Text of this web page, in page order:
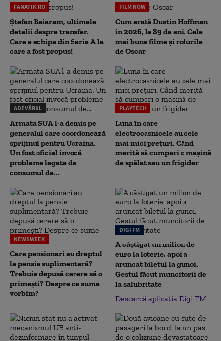
FANATIK.RO
Ștefan Baiaram, ultimele
detalii despre transfer.
Care e echipa din Serie A la
care a fost propus!
FILM NOW
Cum arată Dustin Hoffman
în 2026, la 89 de ani. Cele
mai bune filme și rolurile
de Oscar
ADEVĂRUL
Armata SUA l-a demis pe
generalul care coordonează
sprijinul pentru Ucraina.
Un fost oficial invocă
probleme legate de
consumul de...
PLAYTECH
Luna în care
electrocasnicele au cele
mai mici prețuri. Când
merită să cumperi o mașină
de spălat sau un frigider
NEWSWEEK
Care pensionari au dreptul
la pensie suplimentară?
Trebuie depusă cerere să o
primești? Despre ce sume
vorbim?
DIGI FM
A câștigat un milion de
euro la loterie, apoi a
aruncat biletul la gunoi.
Gestul făcut muncitorii de
la salubritate
Descarcă aplicația Digi FM